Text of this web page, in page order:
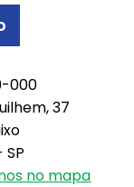
000
37
SP
no mapa